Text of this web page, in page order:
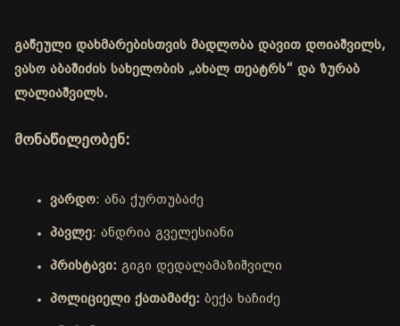
გაწეული დახმარებისთვის მადლობა დავით დოიაშვილს,
ვასო აბაშიძის სახელობის „ახალ თეატრს“ და ზურაბ
ლალიაშვილს.
მონაწილეობენ:
ვარდო: ანა ქურთუბაძე
პავლე: ანდრია გველესიანი
პრისტავი: გიგი დედალამაზიშვილი
პოლიციელი ქათამაძე: ბექა ხაჩიძე